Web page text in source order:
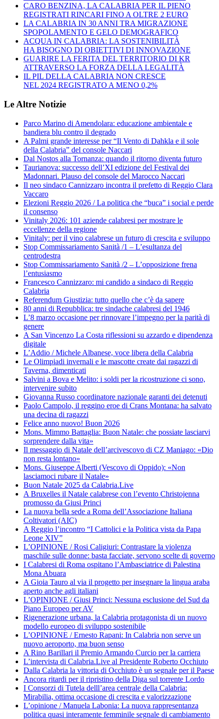
CARO BENZINA, LA CALABRIA PER IL PIENO
REGISTRATI RINCARI FINO A OLTRE 2 EURO
LA CALABRIA IN 30 ANNI TRA MIGRAZIONE
SPOPOLAMENTO E GELO DEMOGRAFICO
ACQUA IN CALABRIA: LA SOSTENIBILITÀ
HA BISOGNO DI OBIETTIVI DI INNOVAZIONE
GUARIRE LA FERITA DEL TERRITORIO DI KR
ATTRAVERSO LA FORZA DELLA LEGALITÀ
IL PIL DELLA CALABRIA NON CRESCE
NEL 2024 REGISTRATO A MENO 0,2%
Le Altre Notizie
Parco Marino di Amendolara: educazione ambientale e
bandiera blu contro il degrado
A Palmi grande interesse per “Il Vento di Dahkla e il sole
della Calabria” del console Naccari
Dal Nostos alla Tornanza: quando il ritorno diventa futuro
Taurianova: successo dell’XI edizione del Festival dei
Madonnari. Plauso del console del Marocco Naccari
Il neo sindaco Cannizzaro incontra il prefetto di Reggio Clara
Vaccaro
Elezioni Reggio 2026 / La politica che “buca” i social e perde
il consenso
Vinitaly 2026: 101 aziende calabresi per mostrare le
eccellenze della regione
Vinitaly: per il vino calabrese un futuro di crescita e sviluppo
Stop Commissariamento Sanità /1 – L’esultanza del
centrodestra
Stop Commissariamento Sanità /2 – L’opposizione frena
l’entusiasmo
Francesco Cannizzaro: mi candido a sindaco di Reggio
Calabria
Referendum Giustizia: tutto quello che c’è da sapere
80 anni di Repubblica: tre sindache calabresi del 1946
L’8 marzo occasione per rinnovare l’impegno per la parità di
genere
A San Vincenzo La Costa riflessioni su azzardo e dipendenza
digitale
L’Addio / Michele Albanese, voce libera della Calabria
Le Olimpiadi invernali e le mascotte create dai ragazzi di
Taverna, dimenticati
Salvini a Bova e Melito: i soldi per la ricostruzione ci sono,
intervenire subito
Giovanna Russo coordinatore nazionale garanti dei detenuti
Paolo Campolo, il reggino eroe di Crans Montana: ha salvato
una decina di ragazzi
Felice anno nuovo! Buon 2026
Mons. Mimmo Battaglia: Buon Natale: che possiate lasciarvi
sorprendere dalla vita»
Il messaggio di Natale dell’arcivescovo di CZ Maniago: «Dio
non resta lontano»
Mons. Giuseppe Alberti (Vescovo di Oppido): «Non
lasciamoci rubare il Natale»
Buon Natale 2025 da Calabria.Live
A Bruxelles il Natale calabrese con l’evento Christojenna
promosso da Giusi Princi
La nuova bella sede a Roma dell’Associazione Italiana
Coltivatori (AIC)
A Reggio l’incontro “I Cattolici e la Politica vista da Papa
Leone XIV”
L’OPINIONE / Rosi Caligiuri: Contrastare la violenza
maschile sulle donne: basta facciate, servono scelte di governo
I Calabresi di Roma ospitano l’Ambasciatrice di Palestina
Mona Abuara
A Gioia Tauro al via il progetto per insegnare la lingua araba
aperto anche agli italiani
L’OPINIONE / Giusi Princi: Nessuna esclusione del Sud da
Piano Europeo per AV
Rigenerazione urbana, la Calabria protagonista di un nuovo
modello europeo di sviluppo sostenibile
L’OPINIONE / Ernesto Rapani: In Calabria non serve un
nuovo aeroporto, ma buon senso
A Rino Barillari il Premio Armando Curcio per la carriera
L’intervista di Calabria.Live al Presidente Roberto Occhiuto
Dalla Calabria la vittoria di Occhiuto è un segnale per il Paese
Ancora ritardi per il ripristino della Diga sul torrente Lordo
I Consorzi di Tutela delll’area centrale della Calabria:
Mirabilia, ottima occasione di crescita e valorizzazione
L’opinione / Manuela Labonia: La nuova rappresentanza
politica quasi interamente femminile segnale di cambiamento